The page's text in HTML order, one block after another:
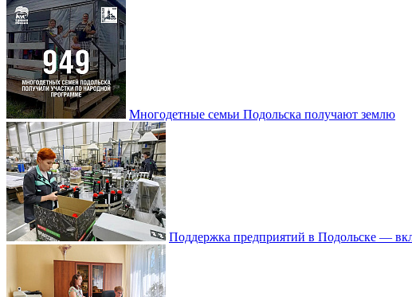
Многодетные семьи Подольска получают землю
Поддержка предприятий в Подольске —